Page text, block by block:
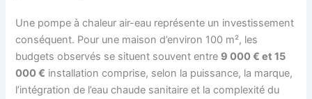
Une pompe à chaleur air-eau représente un investissement
conséquent. Pour une maison d’environ 100 m², les
budgets observés se situent souvent entre 9 000 € et 15
000 € installation comprise, selon la puissance, la marque,
l’intégration de l’eau chaude sanitaire et la complexité du